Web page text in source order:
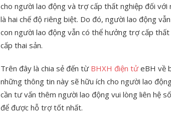
cho người lao động và trợ cấp thất nghiệp đối
là hai chế độ riêng biệt. Do đó, người lao động
con người lao động vẫn có thể hưởng trợ cấp
cấp thai sản.
Trên đây là chia sẻ đến từ BHXH điện tửeBH về
những thông tin này sẽ hữu ích cho người lao
cần tư vấn thêm người lao động vui lòng liên hệ
để được hỗ trợ tốt nhất.